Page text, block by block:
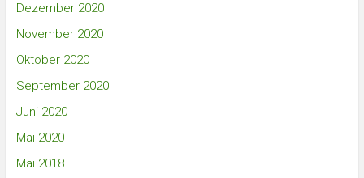
Dezember 2020
November 2020
Oktober 2020
September 2020
Juni 2020
Mai 2020
Mai 2018